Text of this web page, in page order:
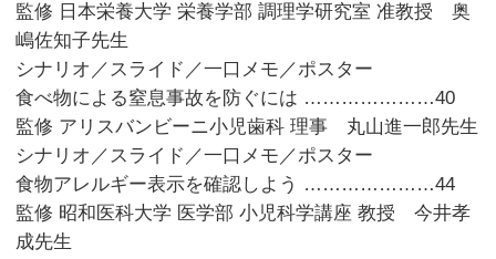
監修 日本栄養大学 栄養学部 調理学研究室 准教授 奥
嶋佐知子先生
シナリオ／スライド／一口メモ／ポスター
食べ物による窒息事故を防ぐには …………………40
監修 アリスバンビーニ小児歯科 理事 丸山進一郎先生
シナリオ／スライド／一口メモ／ポスター
食物アレルギー表示を確認しよう …………………44
監修 昭和医科大学 医学部 小児科学講座 教授 今井孝
成先生